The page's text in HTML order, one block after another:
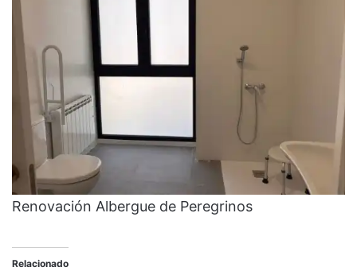
Renovación Albergue de Peregrinos
Relacionado